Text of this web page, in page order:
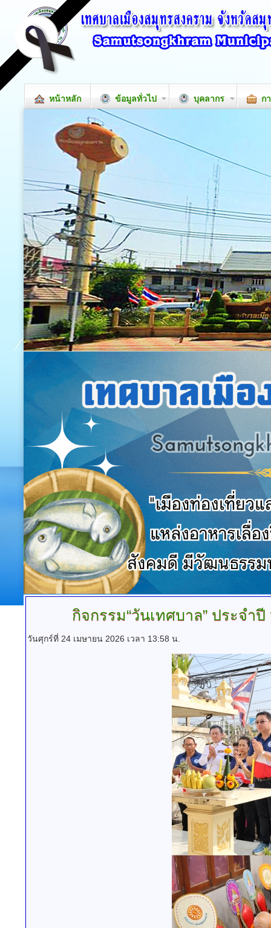
หน้าหลัก ข้อมูลทั่วไป บุคลากร ก
กิจกรรม“วันเทศบาล” ประจำ
วันศุกร์ที่ 24 เมษายน 2026 เวลา 13:58 น.